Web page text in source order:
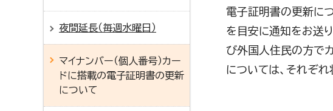
電子証明書の更新に
を目安に通知をお送
び外国人住民の方で
については、それぞ
夜間延長（毎週水曜日）
マイナンバー（個人番号）カー
ドに搭載の電子証明書の更新
について